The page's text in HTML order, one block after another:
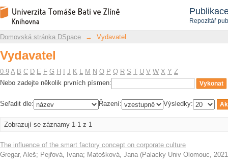
Repozitář
Vydavatel
Repozitář DSpace/Manakin
Domovská stránka DSpace → Vydavatel
Vydavatel
0-9 A B C D E F G H J K L M N O P Q R S T U V W X Y Z
Nebo zadejte několik prvních písmen:
Seřadit dle: Řazení: Výsledky:
Zobrazují se záznamy 1-1 z 1
The influence of the smart factory concept on corporate culture
Gregar, Aleš; Pejřová, Ivana; Matošková, Jana (Palacky Univ Olomouc, 2021